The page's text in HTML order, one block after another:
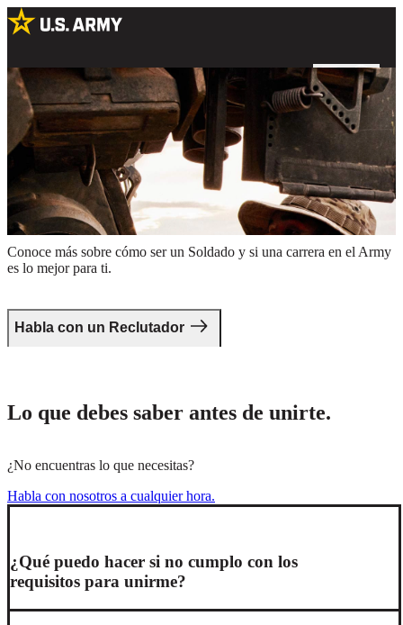
Da el primer paso.
Conoce más sobre cómo ser un Soldado y si una carrera en el Army
es lo mejor para ti.
Habla con un Reclutador
Una Soldado inspeccionando un vehículo militar en un campo al
aire libre
Lo que debes saber antes de unirte.
¿No encuentras lo que necesitas?
Habla con nosotros a cualquier hora.
¿Qué puedo hacer si no cumplo con los
requisitos para unirme?